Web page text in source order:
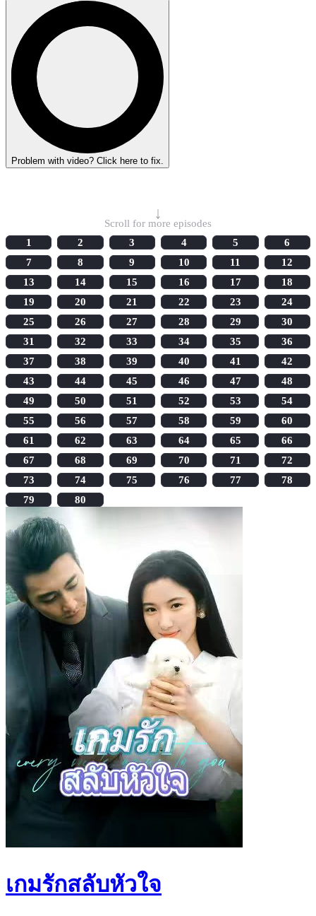
Problem with video? Click here to fix.
↓
Scroll for more episodes
1
2 3 4 5
6
7
8 9 10 11
12
13
14 15 16 17
18
19
20 21 22 23
24
25
26 27 28 29
30
31
32 33 34 35
36
37
38 39 40 41
42
43
44 45 46 47
48
49
50 51 52 53
54
55
56 57 58 59
60
61
62 63 64 65
66
67
68 69 70 71
72
73
74 75 76 77
78
79
80
เกมรักสลับหัวใจ